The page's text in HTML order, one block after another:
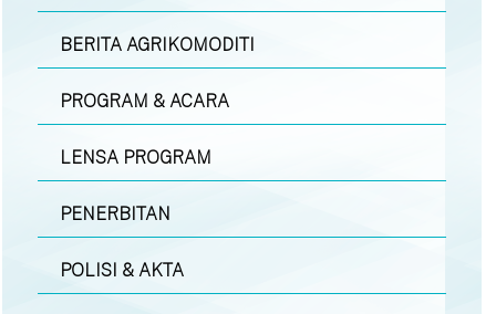
BERITA AGRIKOMODITI
PROGRAM & ACARA
LENSA PROGRAM
PENERBITAN
POLISI & AKTA